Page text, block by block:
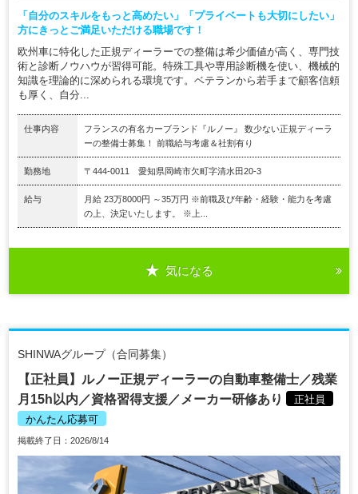
「自分のスキルをもっと高めたい」「プライベートも大切にしたい」
方にきっとご満足いただける職場です！
欧州車に特化した正規ディーラーでの整備は希少価値が高く、専門技
術と診断ノウハウが習得可能。特殊工具や専用診断機を使い、機械的
知識を理論的に深められる環境です。ベテランから若手まで顧客信頼
も厚く、自分...
仕事内容
フランスの有名カーブランド『ルノー』 数少ない正規ディーラ
ーの整備士募集！ 前職給与考慮＆社割有り
勤務地 〒444-0011 愛知県岡崎市欠町字清水田20-3
給与
月給 23万8000円 ～35万円 ※前職及び年齢・経験・能力を考慮
の上、決定いたします。 ※上...
気になる
SHINWAグループ（合同募集）
【正社員】ルノー正規ディーラーの自動車整備士／残業
月15h以内／資格習得支援／メーカー研修あり
正社員
かんたん応募可
掲載終了日：2026/8/14